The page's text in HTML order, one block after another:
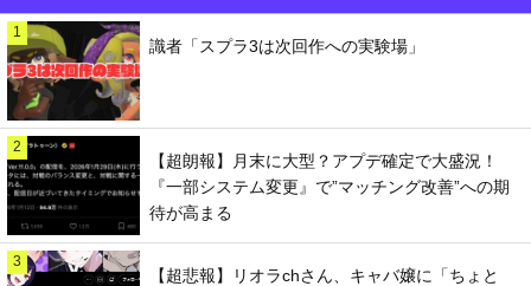
1
識者「スプラ3は次回作への実験場」
2
【超朗報】月末に大型？アプデ確定で大盛況！
『一部システム変更』で”マッチング改善”への期
待が高まる
3
【超悲報】リオラchさん、キャバ嬢に「ちょと